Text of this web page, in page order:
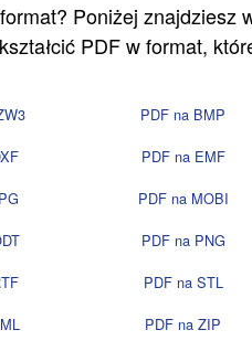
Poniżej znajdziesz
PDF w format,
PDF na BMP
PDF na EMF
PDF na MOBI
PDF na PNG
PDF na STL
PDF na ZIP